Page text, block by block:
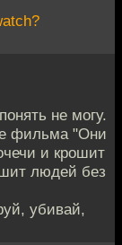
не могу.
фильма "Они
и крошит
людей без
убивай,